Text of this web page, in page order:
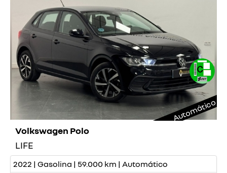
Automático
Volkswagen Polo
LIFE
2022 | Gasolina | 59.000 km | Automático